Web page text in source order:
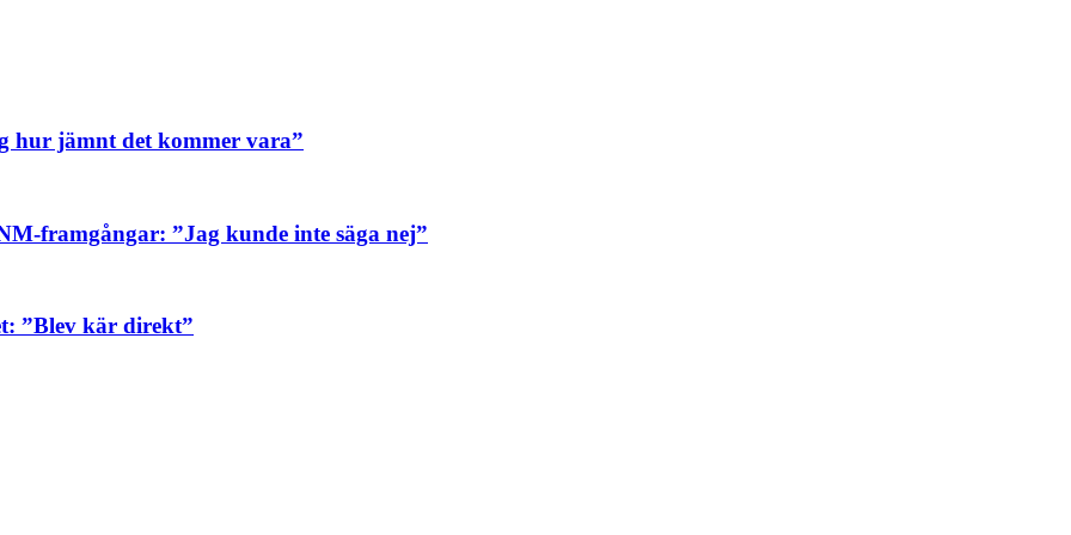
hur jämnt det kommer vara”
framgångar: ”Jag kunde inte säga nej”
”Blev kär direkt”